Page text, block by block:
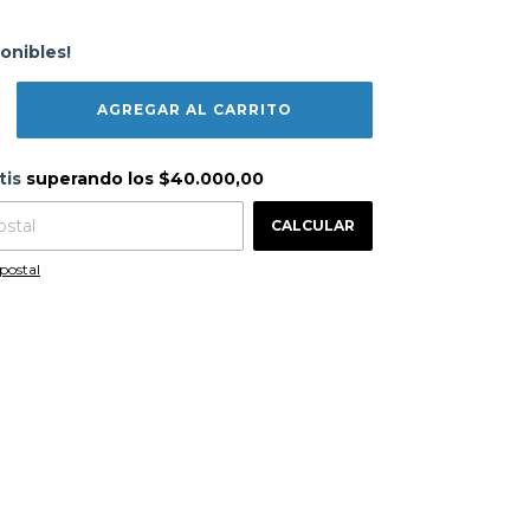
$40.000,00
CAMBIAR CP
superando los $40.000,00
CALCULAR